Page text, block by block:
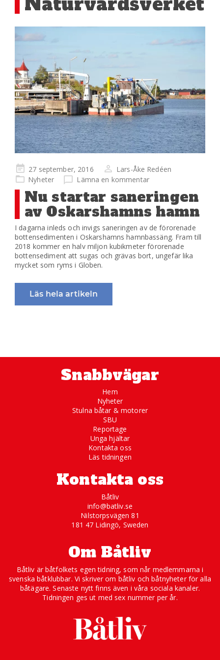
Publicerad
på
27 september, 2016
Lars-Åke Redéen
Nyheter
Lämna en kommentar
Nu startar saneringen
av Oskarshamns hamn
I dagarna inleds och invigs saneringen av de förorenade
bottensedimenten i Oskarshamns hamnbassäng. Fram till
2018 kommer en halv miljon kubikmeter förorenade
bottensediment att sugas och grävas bort, ungefär lika
mycket som ryms i Globen.
Läs hela artikeln
Snabbvägar
Hem
Nyheter
Stulna båtar & motorer
SBU
Reportage
Unga hjältar
Kontakta oss
Läs tidningen
Kontakta oss
Båtliv
info@batliv.se
Nilstorpsvägen 81
181 47 Lidingö, Sweden
Om Båtliv
Båtliv är båtfolkets egen tidning, som når medlemmarna i
svenska båtklubbar. Vi skriver om båtliv och båtnyheter för alla
båtägare. Senaste nytt finns även i våra sociala kanaler.
Tidningen ges ut med sex nummer per år.